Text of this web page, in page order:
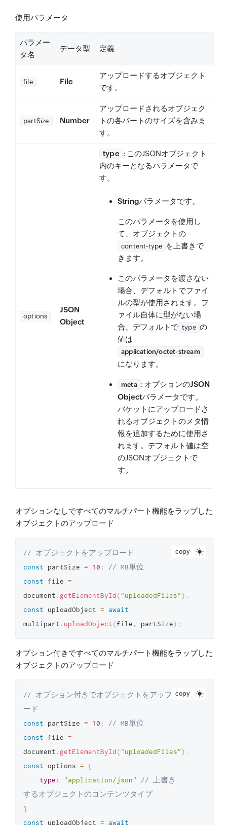
使用パラメータ
パラメー
タ名
データ型 定義
file File
アップロードするオブジェクト
です。
partSize Number
アップロードされるオブジェク
トの各パートのサイズを含みま
す。
options
JSON
Object
type : このJSONオブジェクト
内のキーとなるパラメータで
す。
Stringパラメータです。
このパラメータを使用し
て、オブジェクトの
content-type を上書きで
きます。
このパラメータを渡さない
場合、デフォルトでファイ
ルの型が使用されます。フ
ァイル自体に型がない場
合、デフォルトで type の
値は
application/octet-stream
になります。
meta : オプションのJSON
Objectパラメータです。
バケットにアップロードさ
れるオブジェクトのメタ情
報を追加するために使用さ
れます。デフォルト値は空
のJSONオブジェクトで
す。
オプションなしですべてのマルチパート機能をラップした
オブジェクトのアップロード
copy
// オブジェクトをアップロード
const partSize = 10 ;
// MB単位
const file =
document . getElementById("uploadedFiles") .
const uploadObject = await
multipart . uploadObject(file , partSize) ;
オプション付きですべてのマルチパート機能をラップした
オブジェクトのアップロード
copy
// オプション付きでオブジェクトをアップロ
ード
const partSize = 10 ;
// MB単位
const file =
document . getElementById("uploadedFiles") .
const options =
{
type: "application/json"
// 上書き
するオブジェクトのコンテンツタイプ
}
const uploadObject = await